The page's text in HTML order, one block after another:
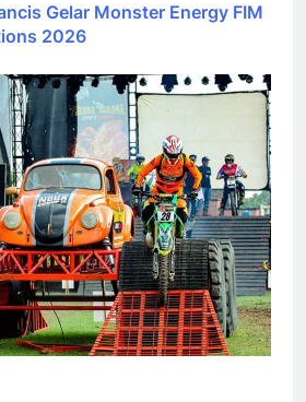
Gelar Monster Energy FIM
2026